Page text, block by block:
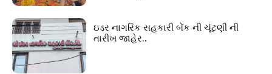
ઇડર નાગરિક સહકારી બેંક ની ચૂંટણી ની
તારીખ જાહેર..